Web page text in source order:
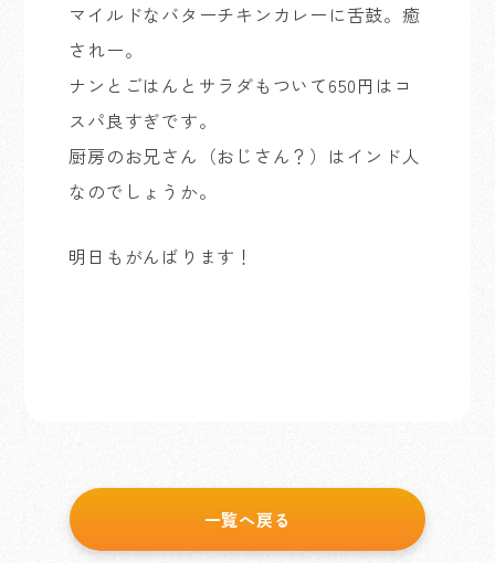
マイルドなバターチキンカレーに舌鼓。癒
されー。
ナンとごはんとサラダもついて650円はコ
スパ良すぎです。
厨房のお兄さん（おじさん？）はインド人
なのでしょうか。
明日もがんばります！
一覧へ戻る